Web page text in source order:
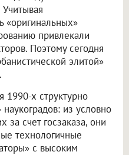
«оригинальных»
привлекали
Поэтому сегодня
элитой»
1990-х структурно
из условно
счет госзаказа, они
технологичные
с высоким